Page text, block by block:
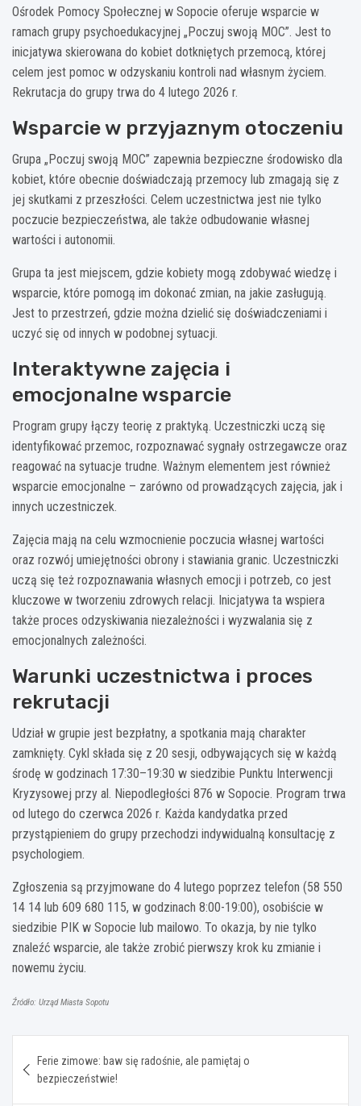
Ośrodek Pomocy Społecznej w Sopocie oferuje wsparcie w
ramach grupy psychoedukacyjnej „Poczuj swoją MOC”. Jest to
inicjatywa skierowana do kobiet dotkniętych przemocą, której
celem jest pomoc w odzyskaniu kontroli nad własnym życiem.
Rekrutacja do grupy trwa do 4 lutego 2026 r.
Wsparcie w przyjaznym otoczeniu
Grupa „Poczuj swoją MOC” zapewnia bezpieczne środowisko dla
kobiet, które obecnie doświadczają przemocy lub zmagają się z
jej skutkami z przeszłości. Celem uczestnictwa jest nie tylko
poczucie bezpieczeństwa, ale także odbudowanie własnej
wartości i autonomii.
Grupa ta jest miejscem, gdzie kobiety mogą zdobywać wiedzę i
wsparcie, które pomogą im dokonać zmian, na jakie zasługują.
Jest to przestrzeń, gdzie można dzielić się doświadczeniami i
uczyć się od innych w podobnej sytuacji.
Interaktywne zajęcia i
emocjonalne wsparcie
Program grupy łączy teorię z praktyką. Uczestniczki uczą się
identyfikować przemoc, rozpoznawać sygnały ostrzegawcze oraz
reagować na sytuacje trudne. Ważnym elementem jest również
wsparcie emocjonalne – zarówno od prowadzących zajęcia, jak i
innych uczestniczek.
Zajęcia mają na celu wzmocnienie poczucia własnej wartości
oraz rozwój umiejętności obrony i stawiania granic. Uczestniczki
uczą się też rozpoznawania własnych emocji i potrzeb, co jest
kluczowe w tworzeniu zdrowych relacji. Inicjatywa ta wspiera
także proces odzyskiwania niezależności i wyzwalania się z
emocjonalnych zależności.
Warunki uczestnictwa i proces
rekrutacji
Udział w grupie jest bezpłatny, a spotkania mają charakter
zamknięty. Cykl składa się z 20 sesji, odbywających się w każdą
środę w godzinach 17:30–19:30 w siedzibie Punktu Interwencji
Kryzysowej przy al. Niepodległości 876 w Sopocie. Program trwa
od lutego do czerwca 2026 r. Każda kandydatka przed
przystąpieniem do grupy przechodzi indywidualną konsultację z
psychologiem.
Zgłoszenia są przyjmowane do 4 lutego poprzez telefon (58 550
14 14 lub 609 680 115, w godzinach 8:00-19:00), osobiście w
siedzibie PIK w Sopocie lub mailowo. To okazja, by nie tylko
znaleźć wsparcie, ale także zrobić pierwszy krok ku zmianie i
nowemu życiu.
Źródło: Urząd Miasta Sopotu
wpisu
Ferie zimowe: baw się radośnie, ale pamiętaj o
bezpieczeństwie!